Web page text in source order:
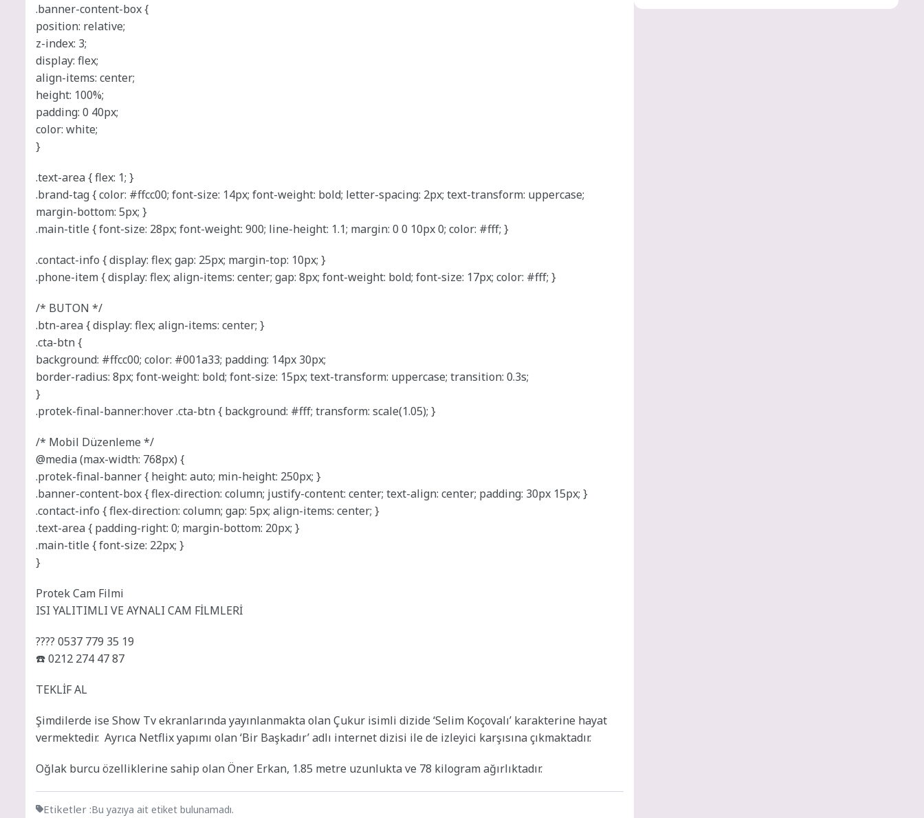
.banner-content-box {
position: relative;
z-index: 3;
display: flex;
align-items: center;
height: 100%;
padding: 0 40px;
color: white;
}
.text-area { flex: 1; }
.brand-tag { color: #ffcc00; font-size: 14px; font-weight: bold; letter-spacing: 2px; text-transform: uppercase;
margin-bottom: 5px; }
.main-title { font-size: 28px; font-weight: 900; line-height: 1.1; margin: 0 0 10px 0; color: #fff; }
.contact-info { display: flex; gap: 25px; margin-top: 10px; }
.phone-item { display: flex; align-items: center; gap: 8px; font-weight: bold; font-size: 17px; color: #fff; }
/* BUTON */
.btn-area { display: flex; align-items: center; }
.cta-btn {
background: #ffcc00; color: #001a33; padding: 14px 30px;
border-radius: 8px; font-weight: bold; font-size: 15px; text-transform: uppercase; transition: 0.3s;
}
.protek-final-banner:hover .cta-btn { background: #fff; transform: scale(1.05); }
/* Mobil Düzenleme */
@media (max-width: 768px) {
.protek-final-banner { height: auto; min-height: 250px; }
.banner-content-box { flex-direction: column; justify-content: center; text-align: center; padding: 30px 15px; }
.contact-info { flex-direction: column; gap: 5px; align-items: center; }
.text-area { padding-right: 0; margin-bottom: 20px; }
.main-title { font-size: 22px; }
}
Protek Cam Filmi
ISI YALITIMLI VE AYNALI CAM FİLMLERİ
???? 0537 779 35 19
☎️ 0212 274 47 87
TEKLİF AL
Şimdilerde ise Show Tv ekranlarında yayınlanmakta olan Çukur isimli dizide ‘Selim Koçovalı’ karakterine hayat
vermektedir. Ayrıca Netflix yapımı olan ‘Bir Başkadır’ adlı internet dizisi ile de izleyici karşısına çıkmaktadır.
Oğlak burcu özelliklerine sahip olan Öner Erkan, 1.85 metre uzunlukta ve 78 kilogram ağırlıktadır.
Etiketler :Bu yazıya ait etiket bulunamadı.